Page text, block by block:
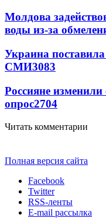
Молдова
воды из-за
Украина
СМИ3083
Россияне
опрос2704
Читать комментарии
Полная версия сайта
Facebook
Twitter
RSS-ленты
E-mail рассылка